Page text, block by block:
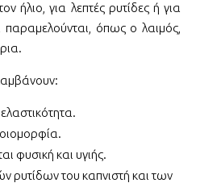
ήλιο, για λεπτές ρυτίδες ή για
παραμελούνται, όπως ο λαιμός,
φυσική και υγιής.
ρυτίδων του καπνιστή και των